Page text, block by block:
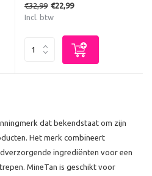
€32,99 €22,99
Incl. btw
dat bekendstaat om zijn
Het merk combineert
ingrediënten voor een
MineTan is geschikt voor